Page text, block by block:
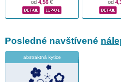
od 4,56 € od
Posledné navštívené
abstraktná kytice